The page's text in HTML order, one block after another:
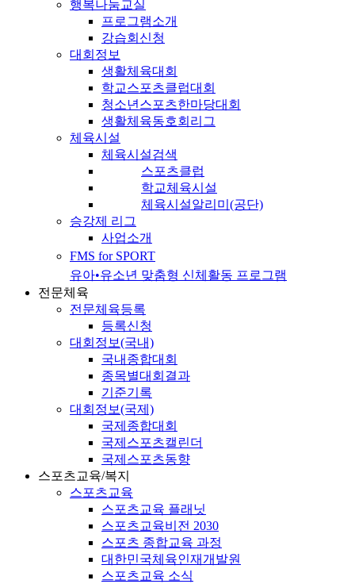
행복나눔교실
프로그램소개
강습회신청
대회정보
생활체육대회
학교스포츠클럽대회
청소년스포츠한마당대회
생활체육동호회리그
체육시설
체육시설검색
스포츠클럽
학교체육시설
체육시설알리미(공단)
승강제 리그
사업소개
FMS for SPORT
유아•유소년 맞춤형 신체활동 프로그램
전문체육
전문체육등록
등록신청
대회정보(국내)
국내종합대회
종목별대회결과
기준기록
대회정보(국제)
국제종합대회
국제스포츠캘린더
국제스포츠동향
스포츠교육/복지
스포츠교육
스포츠교육 플래닛
스포츠교육비전 2030
스포츠 종합교육 과정
대한민국체육인재개발원
스포츠교육 소식